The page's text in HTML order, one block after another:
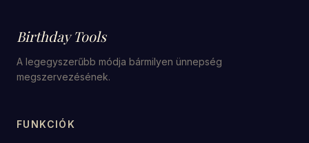
Birthday Tools
A legegyszerűbb módja bármilyen ünnepség
megszervezésének.
FUNKCIÓK